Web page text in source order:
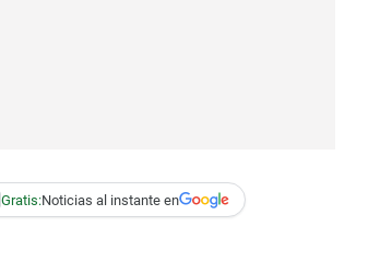
Gratis:Noticias al instante en